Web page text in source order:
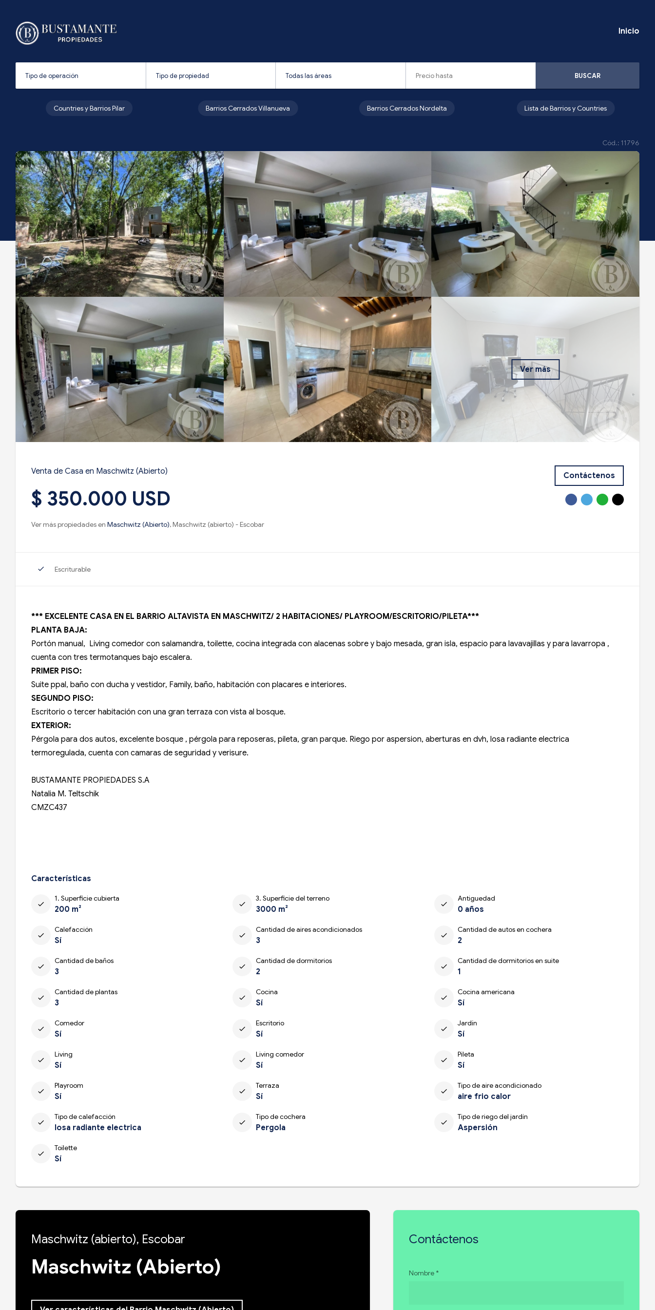
Inicio
BUSCAR
Countries y Barrios Pilar Barrios Cerrados Villanueva Barrios Cerrados Nordelta Lista de Barrios y Countries
Cód.: 11796
Ver más
Venta de Casa en Maschwitz (Abierto)
$ 350.000 USD
Ver más propiedades en Maschwitz (Abierto), Maschwitz (abierto) - Escobar
Contáctenos
check Escriturable
*** EXCELENTE CASA EN EL BARRIO ALTAVISTA EN MASCHWITZ/ 2 HABITACIONES/ PLAYROOM/ESCRITORIO/PILETA***
PLANTA BAJA:
Portón manual, Living comedor con salamandra, toilette, cocina integrada con alacenas sobre y bajo mesada, gran isla, espacio para lavavajillas y para lavarropa ,
cuenta con tres termotanques bajo escalera.
PRIMER PISO:
Suite ppal, baño con ducha y vestidor, Family, baño, habitación con placares e interiores.
SEGUNDO PISO:
Escritorio o tercer habitación con una gran terraza con vista al bosque.
EXTERIOR:
Pérgola para dos autos, excelente bosque , pérgola para reposeras, pileta, gran parque. Riego por aspersion, aberturas en dvh, losa radiante electrica
termoregulada, cuenta con camaras de seguridad y verisure.
BUSTAMANTE PROPIEDADES S.A
Natalia M. Teltschik
CMZC437
Características
check
1. Superficie cubierta
200 m²
check
3. Superficie del terreno
3000 m²
check
Antiguedad
0 años
check
Calefacción
Sí
check
Cantidad de aires acondicionados
3
check
Cantidad de autos en cochera
2
check
Cantidad de baños
3
check
Cantidad de dormitorios
2
check
Cantidad de dormitorios en suite
1
check
Cantidad de plantas
3
check
Cocina
Sí
check
Cocina americana
Sí
check
Comedor
Sí
check
Escritorio
Sí
check
Jardín
Sí
check
Living
Sí
check
Living comedor
Sí
check
Pileta
Sí
check
Playroom
Sí
check
Terraza
Sí
check
Tipo de aire acondicionado
aire frio calor
check
Tipo de calefacción
losa radiante electrica
check
Tipo de cochera
Pergola
check
Tipo de riego del jardín
Aspersión
check
Toilette
Sí
Maschwitz (abierto), Escobar
Maschwitz (Abierto)
Contáctenos
Nombre *